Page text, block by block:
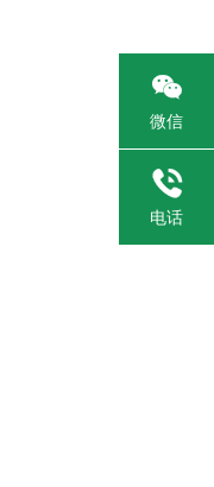

微信

电话